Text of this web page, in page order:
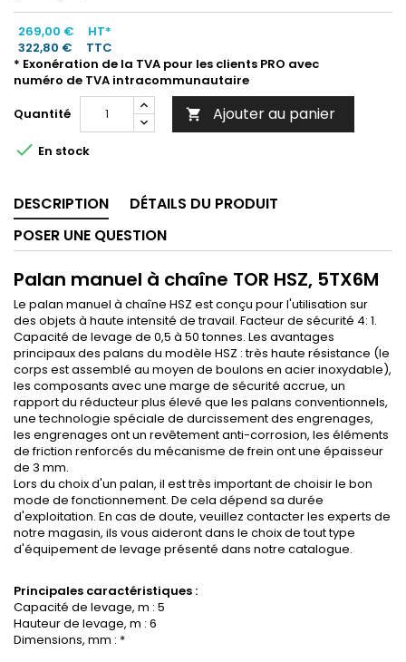
269,00 €
HT*
322,80 €
TTC
* Exonération de la TVA pour les clients PRO avec
numéro de TVA intracommunautaire
Quantité
 Ajouter au panier
 En stock
DESCRIPTION
DÉTAILS DU PRODUIT
POSER UNE QUESTION
Palan manuel à chaîne TOR HSZ, 5TX6M
Le palan manuel à chaîne HSZ est conçu pour l'utilisation sur
des objets à haute intensité de travail. Facteur de sécurité 4: 1.
Capacité de levage de 0,5 à 50 tonnes. Les avantages
principaux des palans du modèle HSZ : très haute résistance (le
corps est assemblé au moyen de boulons en acier inoxydable),
les composants avec une marge de sécurité accrue, un
rapport du réducteur plus élevé que les palans conventionnels,
une technologie spéciale de durcissement des engrenages,
les engrenages ont un revêtement anti-corrosion, les éléments
de friction renforcés du mécanisme de frein ont une épaisseur
de 3 mm.
Lors du choix d'un palan, il est très important de choisir le bon
mode de fonctionnement. De cela dépend sa durée
d'exploitation. En cas de doute, veuillez contacter les experts de
notre magasin, ils vous aideront dans le choix de tout type
d'équipement de levage présenté dans notre catalogue.
Principales caractéristiques :
Capacité de levage, m : 5
Hauteur de levage, m : 6
Dimensions, mm : *